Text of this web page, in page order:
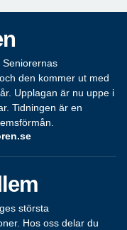
Seniorernas
den kommer ut med
Upplagan är nu uppe i
Tidningen är en
största
Hos oss delar du